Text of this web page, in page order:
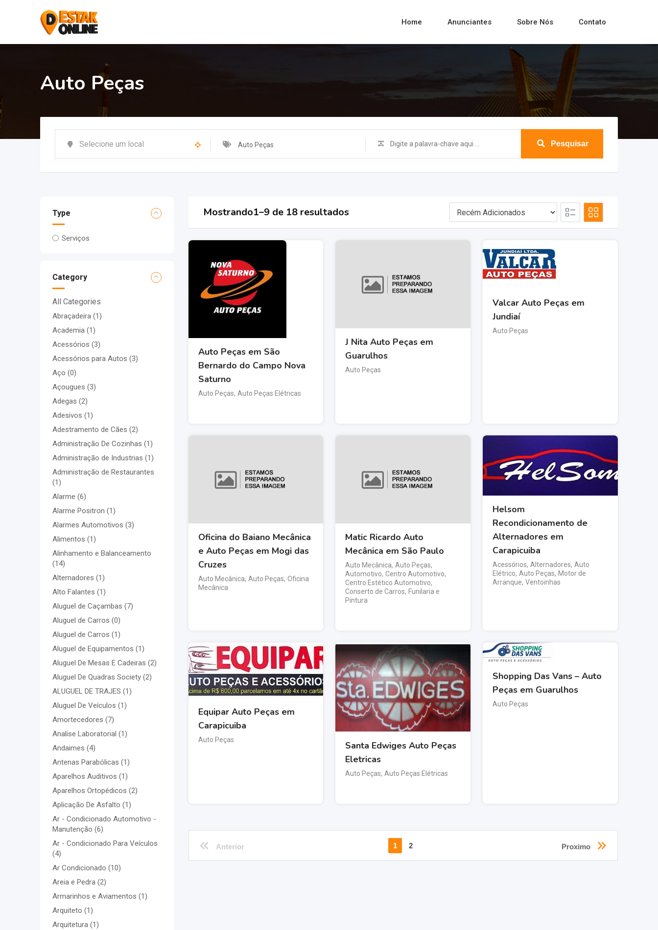
Home Anunciantes Sobre Nós Contato
Auto Peças
Auto Peças Pesquisar
Type
Serviços
Category
All Categories
Abraçadeira (1)
Academia (1)
Acessórios (3)
Acessórios para Autos (3)
Aço (0)
Açougues (3)
Adegas (2)
Adesivos (1)
Adestramento de Cães (2)
Administração De Cozinhas (1)
Administração de Industrias (1)
Administração de Restaurantes
(1)
Alarme (6)
Alarme Positron (1)
Alarmes Automotivos (3)
Alimentos (1)
Alinhamento e Balanceamento
(14)
Alternadores (1)
Alto Falantes (1)
Aluguel de Caçambas (7)
Aluguel de Carros (0)
Aluguel de Carros (1)
Aluguel de Equipamentos (1)
Aluguel De Mesas E Cadeiras (2)
Aluguel De Quadras Society (2)
ALUGUEL DE TRAJES (1)
Aluguel De Veículos (1)
Amortecedores (7)
Analise Laboratorial (1)
Andaimes (4)
Antenas Parabólicas (1)
Aparelhos Auditivos (1)
Aparelhos Ortopédicos (2)
Aplicação De Asfalto (1)
Ar - Condicionado Automotivo -
Manutenção (6)
Ar - Condicionado Para Veículos
(4)
Ar Condicionado (10)
Areia e Pedra (2)
Armarinhos e Aviamentos (1)
Arquiteto (1)
Arquitetura (1)
Mostrando1–9 de 18 resultados
Auto Peças em São
Bernardo do Campo Nova
Saturno
Auto Peças, Auto Peças Elétricas
J Nita Auto Peças em
Guarulhos
Auto Peças
Valcar Auto Peças em
Jundiaí
Auto Peças
Oficina do Baiano Mecânica
e Auto Peças em Mogi das
Cruzes
Auto Mecânica, Auto Peças, Oficina
Mecânica
Matic Ricardo Auto
Mecânica em São Paulo
Auto Mecânica, Auto Peças,
Automotivo, Centro Automotivo,
Centro Estético Automotivo,
Conserto de Carros, Funilaria e
Pintura
Helsom
Recondicionamento de
Alternadores em
Carapicuiba
Acessórios, Alternadores, Auto
Elétrico, Auto Peças, Motor de
Arranque, Ventoinhas
Equipar Auto Peças em
Carapicuiba
Auto Peças
Santa Edwiges Auto Peças
Eletricas
Auto Peças, Auto Peças Elétricas
Shopping Das Vans – Auto
Peças em Guarulhos
Auto Peças
Anterior 1 2 Proximo